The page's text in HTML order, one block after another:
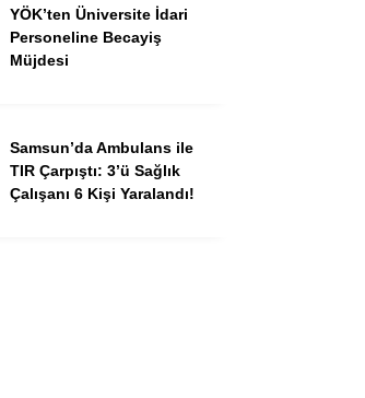
YÖK’ten Üniversite İdari
Personeline Becayiş
Müjdesi
Samsun’da Ambulans ile
TIR Çarpıştı: 3’ü Sağlık
Çalışanı 6 Kişi Yaralandı!